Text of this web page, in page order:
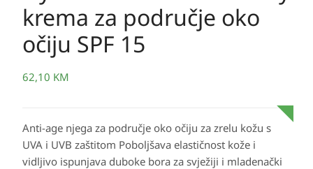
krema za područje oko
očiju SPF 15
62,10 KM
Anti-age njega za područje oko očiju za zrelu kožu s
UVA i UVB zaštitom Poboljšava elastičnost kože i
vidljivo ispunjava duboke bora za svježiji i mladenački